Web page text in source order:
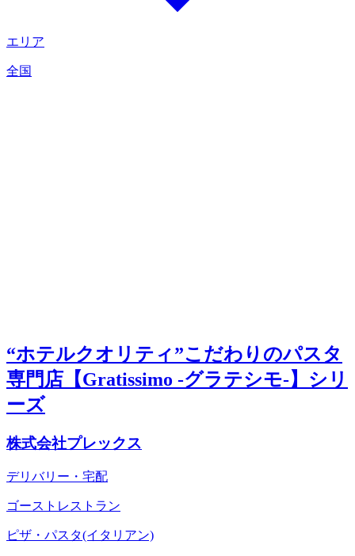
エリア
全国
“ホテルクオリティ”こだわりのパスタ
専門店【Gratissimo -グラテシモ-】シリ
ーズ
株式会社プレックス
デリバリー・宅配
ゴーストレストラン
ピザ・パスタ(イタリアン)